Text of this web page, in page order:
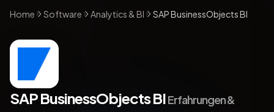
Home Software Analytics & BI SAP BusinessObjects BI
SAP BusinessObjects BIErfahrungen &